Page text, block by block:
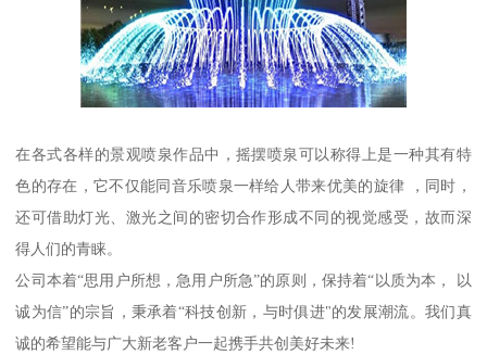
在各式各样的景观喷泉作品中，摇摆喷泉可以称得上是一种其有特
色的存在，它不仅能同音乐喷泉一样给人带来优美的旋律 ，同时，
还可借助灯光、激光之间的密切合作形成不同的视觉感受，故而深
得人们的青睐。
公司本着“思用户所想，急用户所急”的原则，保持着“以质为本， 以
诚为信”的宗旨，秉承着“科技创新，与时俱进"的发展潮流。我们真
诚的希望能与广大新老客户一起携手共创美好未来!